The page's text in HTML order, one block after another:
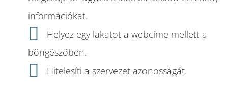
információkat.
Helyez egy lakatot a webcíme mellett a
böngészőben.
Hitelesíti a szervezet azonosságát.